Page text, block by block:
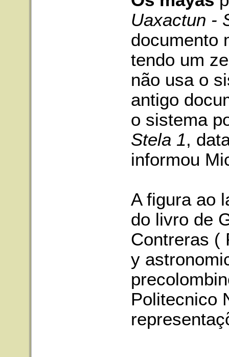
Uaxactun -
documento
tendo um
não usa o
antigo
o sistema
Stela 1,
informou
A figura ao
do livro de
Contreras (
y
Politecnico